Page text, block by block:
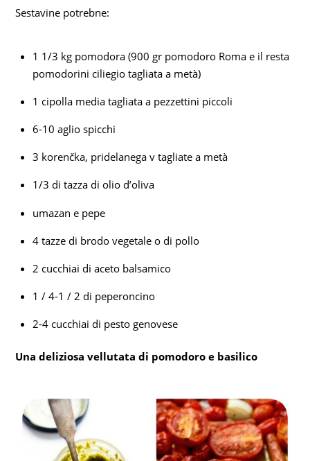
Sestavine potrebne:
1 1/3 kg pomodora (900 gr pomodoro Roma e il resta
pomodorini ciliegio tagliata a metà)
1 cipolla media tagliata a pezzettini piccoli
6-10 aglio spicchi
3 korenčka, pridelanega v tagliate a metà
1/3 di tazza di olio d’oliva
umazan e pepe
4 tazze di brodo vegetale o di pollo
2 cucchiai di aceto balsamico
1 / 4-1 / 2 di peperoncino
2-4 cucchiai di pesto genovese
Una deliziosa vellutata di pomodoro e basilico